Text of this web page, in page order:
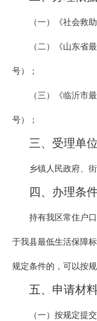
（一）《社会救
（二）《山东省
号）；
（三）《临沂市
号）；
三、受理单
乡镇人民政府、街
四、办理条
持有我区常住户
于我县最低生活保障
规定条件的，可以按
五、申请材
（一）按规定提